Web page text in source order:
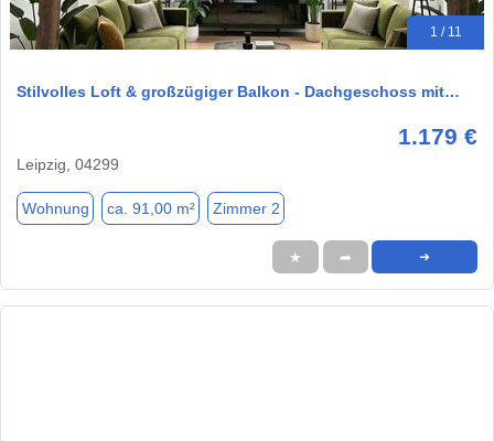
1 / 11
Stilvolles Loft & großzügiger Balkon - Dachgeschoss mit…
1.179 €
Leipzig, 04299
Wohnung ca. 91,00 m² Zimmer 2
★ ➦ ➜